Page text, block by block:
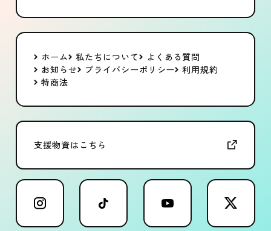
ホーム 私たちについて
よくある質問
お知らせ
プライバシーポリシー 利用規約
特商法
支援物資はこちら